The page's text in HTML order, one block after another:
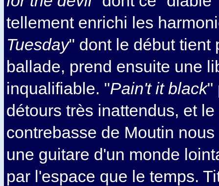
tellement enrichi les
Tuesday" dont le début tient
ballade, prend ensuite une
inqualifiable. "Pain't it black"
détours très inattendus, et
contrebasse de Moutin
une guitare d'un monde
par l'espace que le temps.